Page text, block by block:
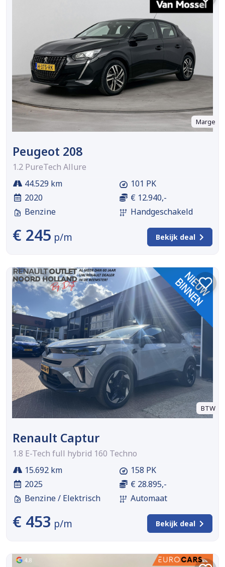
Marge
Peugeot 208
1.2 PureTech Allure
44.529 km
2020
Benzine
101 PK
€ 12.940,-
Handgeschakeld
€ 245 p/m Bekijk deal
BTW
Renault Captur
1.8 E-Tech full hybrid 160 Techno
15.692 km
2025
Benzine / Elektrisch
158 PK
€ 28.895,-
Automaat
€ 453 p/m Bekijk deal